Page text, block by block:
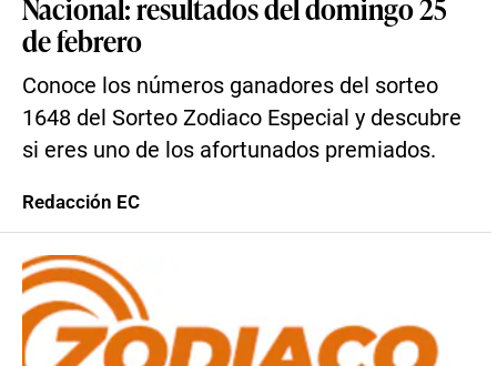
de febrero
Conoce los números ganadores del sorteo
1648 del Sorteo Zodiaco Especial y descubre
si eres uno de los afortunados premiados.
Redacción EC